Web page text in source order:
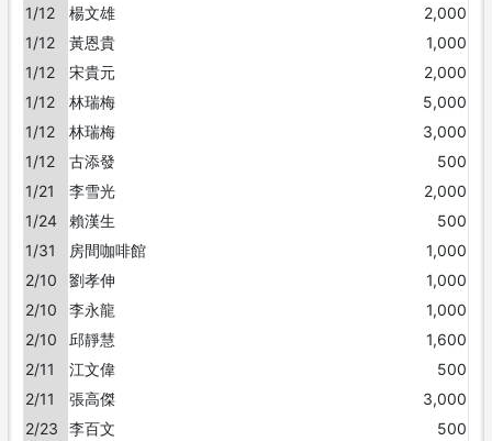
1/12
楊文雄
2,000
1/12
黃恩貴
1,000
1/12
宋貴元
2,000
1/12
林瑞梅
5,000
1/12
林瑞梅
3,000
1/12
古添發
500
1/21
李雪光
2,000
1/24
賴漢生
500
1/31
房間咖啡館
1,000
2/10
劉孝伸
1,000
2/10
李永龍
1,000
2/10
邱靜慧
1,600
2/11
江文偉
500
2/11
張高傑
3,000
2/23
李百文
500